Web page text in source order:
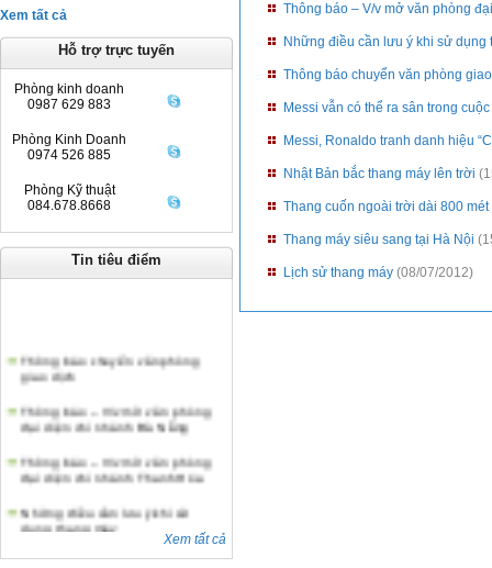
Xem tất cả
Hỗ trợ trực tuyến
Phòng kinh doanh
0987 629 883
Phòng Kinh Doanh
0974 526 885
Phòng Kỹ thuật
084.678.8668
Tin tiêu điểm
giao dịch
đại diện chi nhánh Đà Nẵng
đại diện chi nhánh Thanh Hóa
dụng thang máy
Thông báo chuyển văn phòng
giao dịch
Xem tất cả
Thông báo – V/v mở văn phòng
Những điều cần lưu ý khi sử dụng
Thông báo chuyển văn phòng
Messi vẫn có thể ra sân trong
Messi, Ronaldo tranh danh hiệu
Nhật Bản bắc thang máy lên trời
Thang cuốn ngoài trời dài 800 mét
Thang máy siêu sang tại Hà Nội
Lịch sử thang máy (08/07/2012)